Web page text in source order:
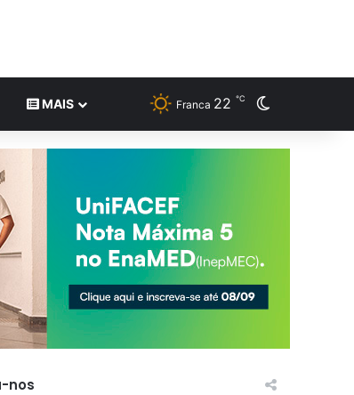
DE MARCA
MAIS Franca 22 ℃
nos